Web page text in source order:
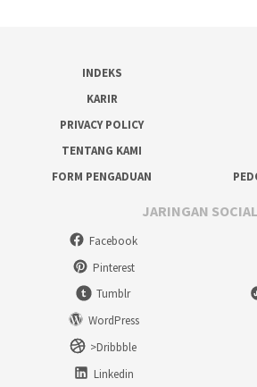
INDEKS
KARIR
PRIVACY POLICY
TENTANG KAMI
FORM PENGADUAN
JARINGAN SOCIAL
Facebook
Pinterest
Tumblr
WordPress
>Dribbble
Linkedin